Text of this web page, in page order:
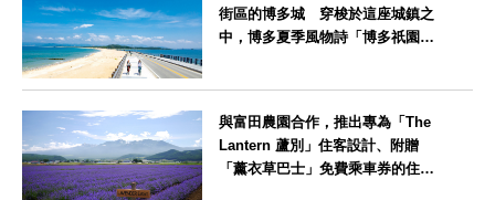
街區的博多城 穿梭於這座城鎮之
中，博多夏季風物詩「博多祇園山
與富田農園合作，推出專為「The
Lantern 蘆別」住客設計、附贈
「薰衣草巴士」免費乘車券的住宿